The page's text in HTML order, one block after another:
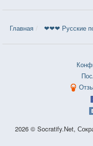
Главная ❤❤❤ Русские
2026 © Socratify.Net,